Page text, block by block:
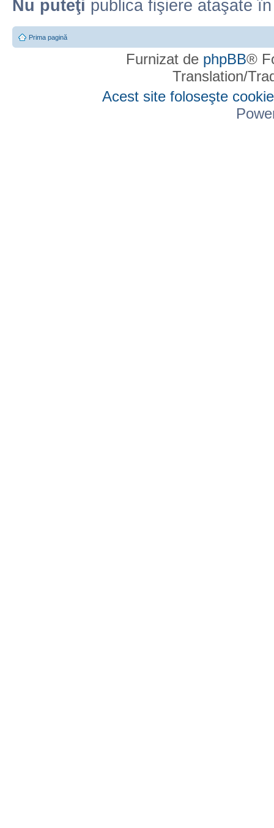
Nu puteţi publica fişiere ataşate
Prima pagină
Furnizat de phpBB®
Translation/
Acest site foloseşte